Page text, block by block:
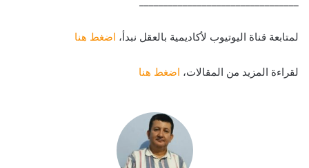
لمتابعة قناة اليوتيوب لأكاديمية بالعقل نبدأ، اضغط هنا
لقراءة المزيد من المقالات، اضغط هنا